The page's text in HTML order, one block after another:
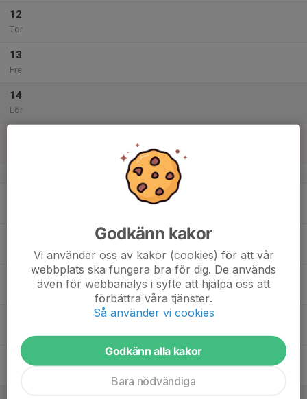
12
Tor
13
Fre
14
Lör
v.47
20
Godkänn kakor
Vi använder oss av kakor (cookies) för att vår
webbplats ska fungera bra för dig. De används
även för webbanalys i syfte att hjälpa oss att
förbättra våra tjänster.
Så använder vi cookies
Godkänn alla kakor
Bara nödvändiga